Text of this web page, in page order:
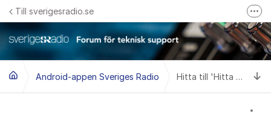
Hoppa till innehåll
Till sverigesradio.se
Frågor & svar om Sveriges Radio
Felanmäl problem med radiomottagning hos Teracom
Android-appen Sveriges Radio Hitta till 'Hitta hiten'